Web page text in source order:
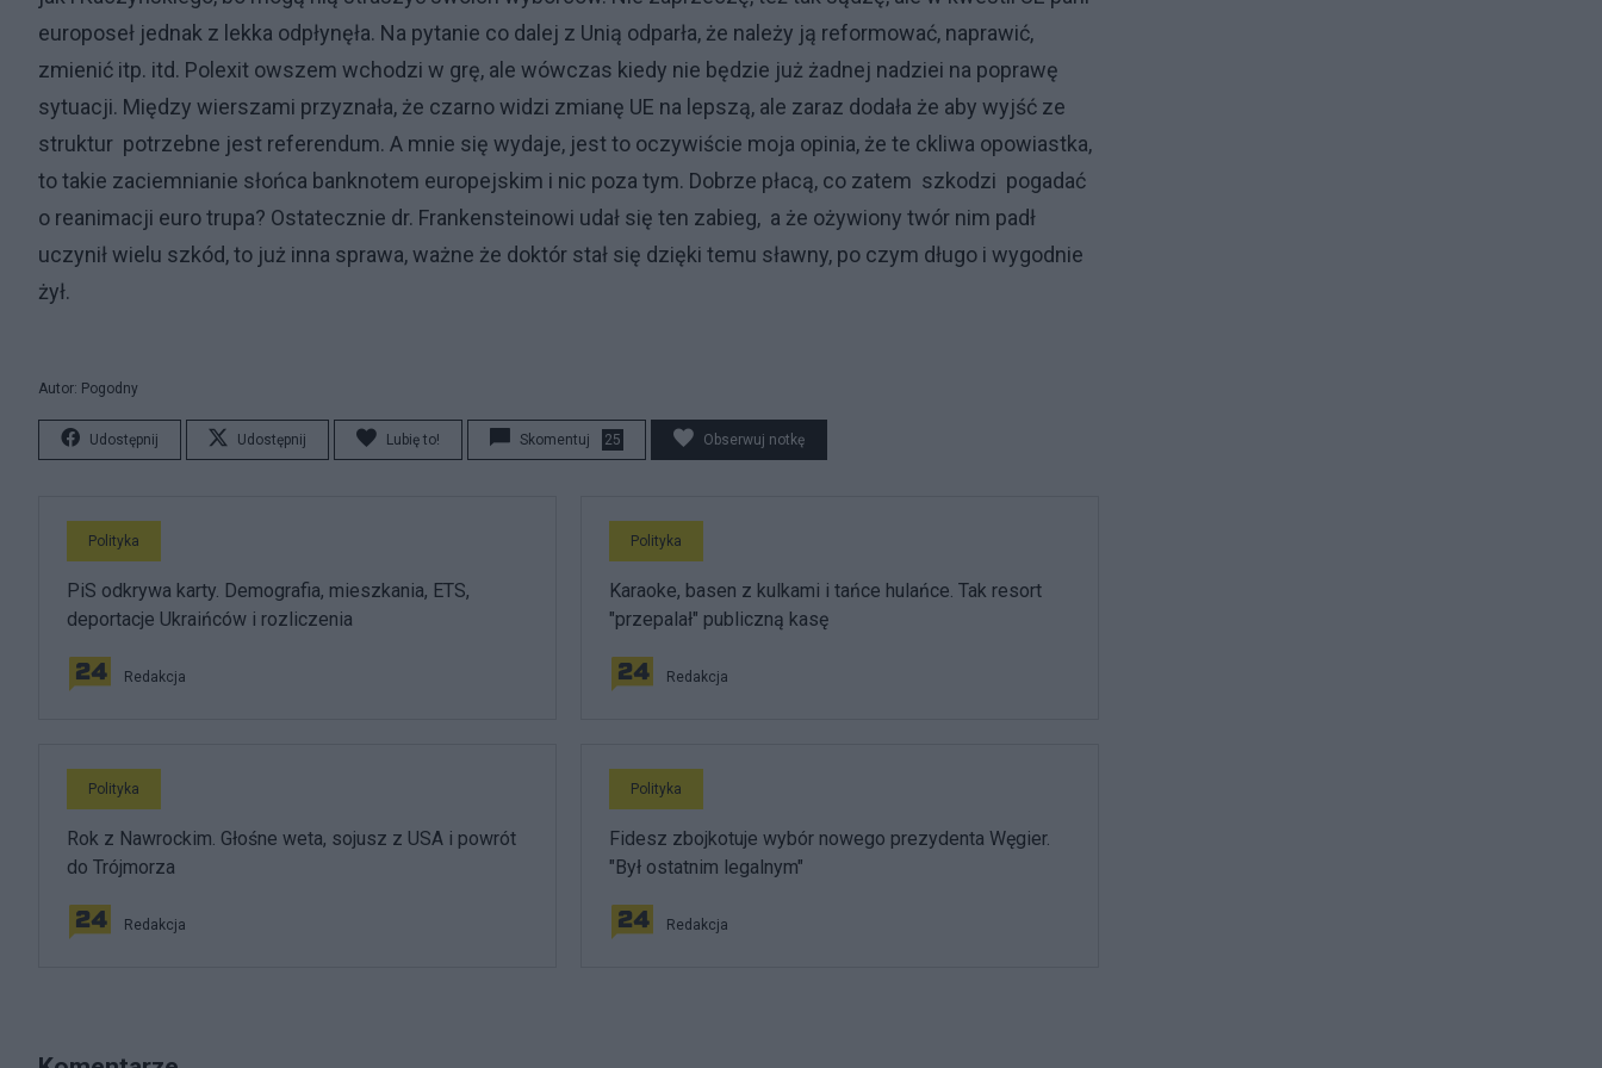
europoseł jednak z lekka odpłynęła. Na pytanie co dalej z Unią odparła, że należy ją reformować, naprawić,
zmienić itp. itd. Polexit owszem wchodzi w grę, ale wówczas kiedy nie będzie już żadnej nadziei na poprawę
sytuacji. Między wierszami przyznała, że czarno widzi zmianę UE na lepszą, ale zaraz dodała że aby wyjść ze
struktur potrzebne jest referendum. A mnie się wydaje, jest to oczywiście moja opinia, że te ckliwa opowiastka,
to takie zaciemnianie słońca banknotem europejskim i nic poza tym. Dobrze płacą, co zatem szkodzi pogadać
o reanimacji euro trupa? Ostatecznie dr. Frankensteinowi udał się ten zabieg, a że ożywiony twór nim padł
uczynił wielu szkód, to już inna sprawa, ważne że doktór stał się dzięki temu sławny, po czym długo i wygodnie
żył.
Autor: Pogodny
Udostępnij Udostępnij Lubię to! Skomentuj 25 Obserwuj notkę
Polityka
PiS odkrywa karty. Demografia, mieszkania, ETS,
deportacje Ukraińców i rozliczenia
Redakcja
Polityka
Karaoke, basen z kulkami i tańce hulańce. Tak resort
"przepalał" publiczną kasę
Redakcja
Polityka
Rok z Nawrockim. Głośne weta, sojusz z USA i powrót
do Trójmorza
Redakcja
Polityka
Fidesz zbojkotuje wybór nowego prezydenta Węgier.
"Był ostatnim legalnym"
Redakcja